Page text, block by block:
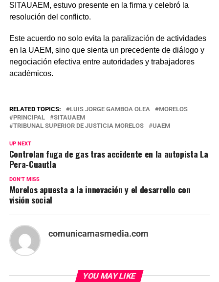
SITAUAEM, estuvo presente en la firma y celebró la
resolución del conflicto.
Este acuerdo no solo evita la paralización de actividades
en la UAEM, sino que sienta un precedente de diálogo y
negociación efectiva entre autoridades y trabajadores
académicos.
RELATED TOPICS: LUIS JORGE GAMBOA OLEA
MORELOS
PRINCIPAL
SITAUAEM
TRIBUNAL SUPERIOR DE JUSTICIA MORELOS
UAEM
UP NEXT
Controlan fuga de gas tras accidente en la autopista La
Pera-Cuautla
DON'T MISS
Morelos apuesta a la innovación y el desarrollo con
visión social
comunicamasmedia.com
YOU MAY LIKE